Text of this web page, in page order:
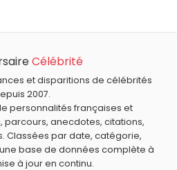
IsemanetMadelyn Cline
sont du signe Balance comme
,Jenna Ortega,
Tanya Roberts
Balance.
Célébrité
et disparitions de célébrités
2007.
personnalités françaises et
parcours, anecdotes, citations,
Classées par date, catégorie,
base de données complète à
à jour en continu.